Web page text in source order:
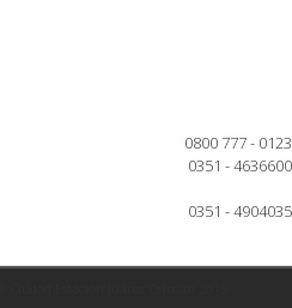
0800 777 - 0123
0351 - 4636600
0351 - 4904035